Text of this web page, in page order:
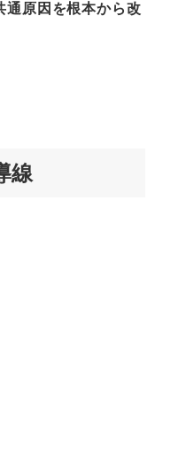
通原因を根本から改
線